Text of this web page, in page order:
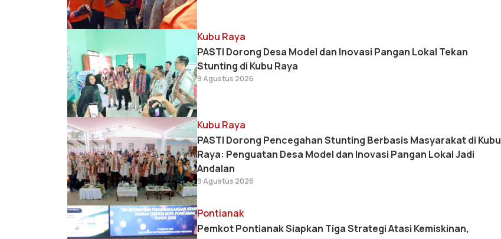
Kubu Raya
PASTI Dorong Desa Model dan Inovasi Pangan Lokal Tekan
Stunting di Kubu Raya
9 Agustus 2026
Kubu Raya
PASTI Dorong Pencegahan Stunting Berbasis Masyarakat di Kubu
Raya: Penguatan Desa Model dan Inovasi Pangan Lokal Jadi
Andalan
9 Agustus 2026
Pontianak
Pemkot Pontianak Siapkan Tiga Strategi Atasi Kemiskinan,